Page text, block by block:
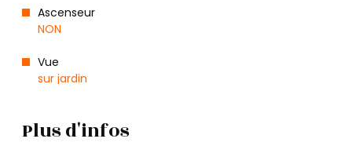
Ascenseur
NON
Vue
sur jardin
Plus d'infos